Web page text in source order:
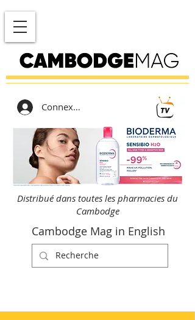
Connexion
Distribué dans toutes les pharmacies du
Cambodge
Cambodge Mag in English